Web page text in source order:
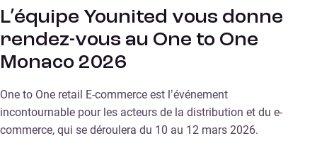
L’équipe Younited vous donne
rendez-vous au One to One
Monaco 2026
One to One retail E-commerce est l’événement
incontournable pour les acteurs de la distribution et du e-
commerce, qui se déroulera du 10 au 12 mars 2026.